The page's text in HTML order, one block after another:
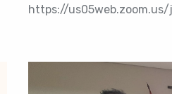
https://